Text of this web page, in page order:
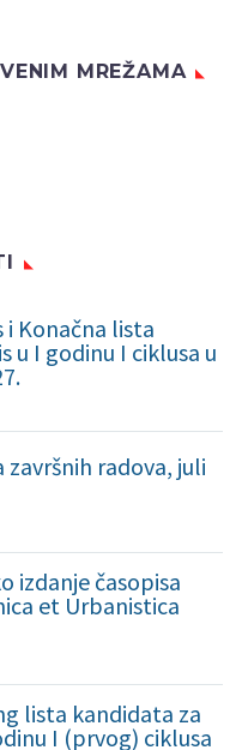
MREŽAMA
i Konačna lista
u I godinu I ciklusa u
radova, juli
izdanje časopisa
et Urbanistica
lista kandidata za
I (prvog) ciklusa